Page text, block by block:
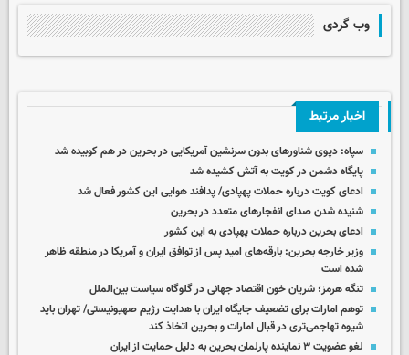
وب گردی
اخبار مرتبط
سپاه: دپوی شناورهای بدون سرنشین آمریکایی در بحرین در هم کوبیده شد
پایگاه دشمن در کویت به آتش کشیده شد
ادعای کویت درباره حملات پهپادی/ پدافند هوایی این کشور فعال شد
شنیده شدن صدای انفجارهای متعدد در بحرین
ادعای بحرین درباره حملات پهپادی به این کشور
وزیر خارجه بحرین: بارقه‌های امید پس از توافق ایران و آمریکا در منطقه ظاهر
شده است
تنگه هرمز؛ شریان خون اقتصاد جهانی در گلوگاه سیاست بین‌الملل
توهم امارات برای تضعیف جایگاه ایران با هدایت رژیم صهیونیستی/ تهران باید
شیوه تهاجمی‌تری در قبال امارات و بحرین اتخاذ کند
لغو عضویت ۳ نماینده پارلمان بحرین به دلیل حمایت از ایران